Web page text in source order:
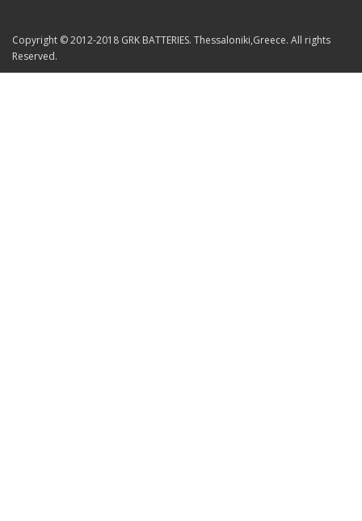
Copyright © 2012-2018 GRK BATTERIES. Thessaloniki,Greece. All rights
Reserved.